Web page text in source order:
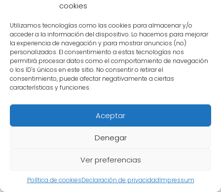
cookies
Utilizamos tecnologías como las cookies para almacenar y/o
acceder a la información del dispositivo. Lo hacemos para mejorar
la experiencia de navegación y para mostrar anuncios (no)
personalizados. El consentimiento a estas tecnologías nos
permitirá procesar datos como el comportamiento de navegación
o los ID's únicos en este sitio. No consentir o retirar el
consentimiento, puede afectar negativamente a ciertas
características y funciones.
Aceptar
Denegar
Ver preferencias
Política de cookiesDeclaración de privacidadImpressum
Cuál fue la recepción de los
fanáticos hacia el
personaje de Cell
El personaje deCell en Dragon Balles
considerado uno de los villanos más icónicos
y temibles de la serie. Su diseño único y su
poder destructivo lo convirtieron en un
formidable para Goku y los demás
en la Saga de los Androides, donde se reveló